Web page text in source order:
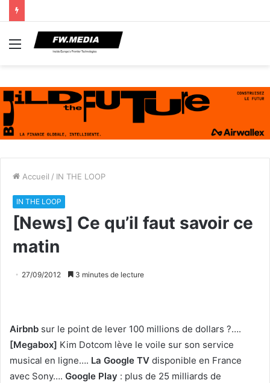
Menu
Accueil / IN THE LOOP
IN THE LOOP
[News] Ce qu’il faut savoir ce
matin
27/09/2012 3 minutes de lecture
Airbnb sur le point de lever 100 millions de dollars ?….
[Megabox] Kim Dotcom lève le voile sur son service
musical en ligne…. La Google TV disponible en France
avec Sony…. Google Play : plus de 25 milliards de